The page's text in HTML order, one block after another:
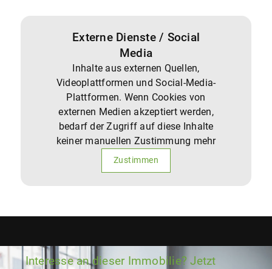
Externe Dienste / Social
Media
Inhalte aus externen Quellen,
Videoplattformen und Social-Media-
Plattformen. Wenn Cookies von
externen Medien akzeptiert werden,
bedarf der Zugriff auf diese Inhalte
keiner manuellen Zustimmung mehr
Zustimmen
Interesse an dieser Immobilie? Jetzt